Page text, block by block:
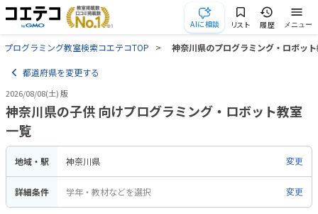
AIに相談 リスト 履歴 メニュー
プログラミング教室検索コエテコTOP 神奈川県のプログラミング・ロボッ
都道府県を変更する
2026/08/08(土) 版
神奈川県の子供 向けプログラミング・ロボット教室
一覧
地域・駅 神奈川県 変更
詳細条件 学年・教材などを選択 変更